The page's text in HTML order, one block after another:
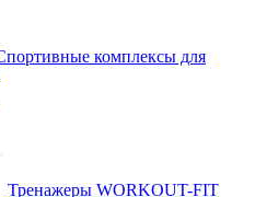
комплексы для
Тренажеры WORKOUT-FIT